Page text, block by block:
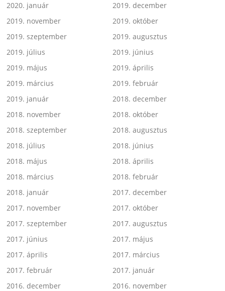
2020. január
2019. december
2019. november
2019. október
2019. szeptember
2019. augusztus
2019. július
2019. június
2019. május
2019. április
2019. március
2019. február
2019. január
2018. december
2018. november
2018. október
2018. szeptember
2018. augusztus
2018. július
2018. június
2018. május
2018. április
2018. március
2018. február
2018. január
2017. december
2017. november
2017. október
2017. szeptember
2017. augusztus
2017. június
2017. május
2017. április
2017. március
2017. február
2017. január
2016. december
2016. november